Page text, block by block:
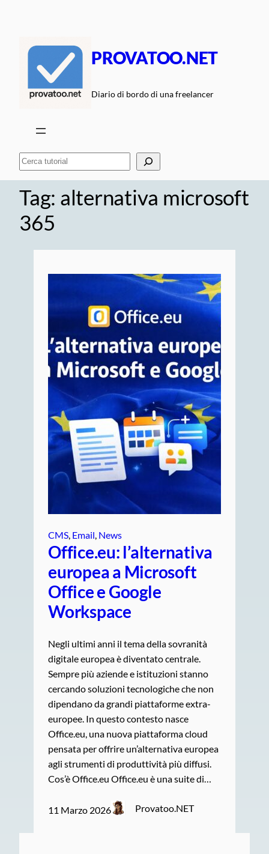
PROVATOO.NET
Diario di bordo di una freelancer
Cerca
Tag: alternativa microsoft
365
CMS, Email, News
Office.eu: l’alternativa
europea a Microsoft
Office e Google
Workspace
Negli ultimi anni il tema della sovranità
digitale europea è diventato centrale.
Sempre più aziende e istituzioni stanno
cercando soluzioni tecnologiche che non
dipendano da grandi piattaforme extra-
europee. In questo contesto nasce
Office.eu, una nuova piattaforma cloud
pensata per offrire un’alternativa europea
agli strumenti di produttività più diffusi.
Cos’è Office.eu Office.eu è una suite di…
11 Marzo 2026 Provatoo.NET